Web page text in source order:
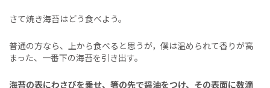
さて焼き海苔はどう食べよう。
普通の方なら、上から食べると思うが，僕は温められて香りが高
まった、一番下の海苔を引き出す。
海苔の表にわさびを乗せ、箸の先で醤油をつけ、その表面に数滴